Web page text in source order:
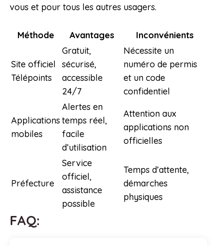
vous et pour tous les autres usagers.
Méthode Avantages Inconvénients
Site officiel
Télépoints
Gratuit,
sécurisé,
accessible
24/7
Nécessite un
numéro de permis
et un code
confidentiel
Applications
mobiles
Alertes en
temps réel,
facile
d’utilisation
Attention aux
applications non
officielles
Préfecture
Service
officiel,
assistance
possible
Temps d’attente,
démarches
physiques
FAQ: